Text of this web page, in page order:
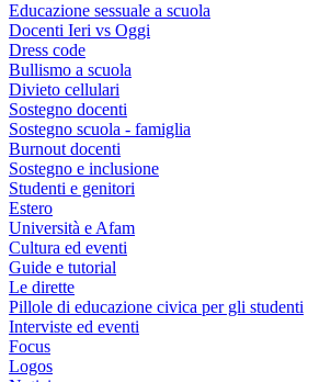
Educazione sessuale a scuola
Docenti Ieri vs Oggi
Dress code
Bullismo a scuola
Divieto cellulari
Sostegno docenti
Sostegno scuola - famiglia
Burnout docenti
Sostegno e inclusione
Studenti e genitori
Estero
Università e Afam
Cultura ed eventi
Guide e tutorial
Le dirette
Pillole di educazione civica per gli studenti
Interviste ed eventi
Focus
Logos